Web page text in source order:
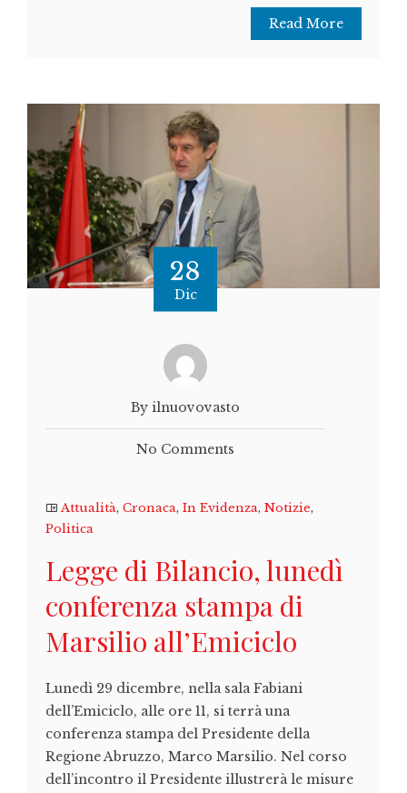
Read More
28
Dic
By ilnuovovasto
No Comments
Attualità, Cronaca, In Evidenza, Notizie,
Politica
Legge di Bilancio, lunedì
conferenza stampa di
Marsilio all’Emiciclo
Lunedì 29 dicembre, nella sala Fabiani
dell’Emiciclo, alle ore 11, si terrà una
conferenza stampa del Presidente della
Regione Abruzzo, Marco Marsilio. Nel corso
dell’incontro il Presidente illustrerà le misure